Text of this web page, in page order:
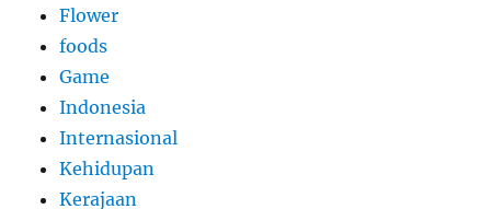
Flower
foods
Game
Indonesia
Internasional
Kehidupan
Kerajaan